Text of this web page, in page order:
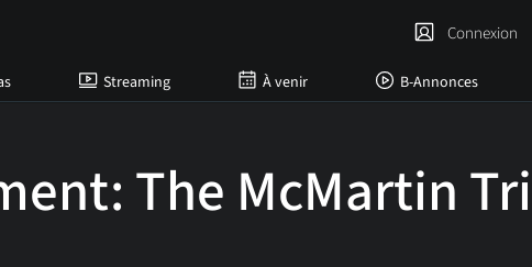
Streaming À venir B-Annonces
Connexion
The McMartin